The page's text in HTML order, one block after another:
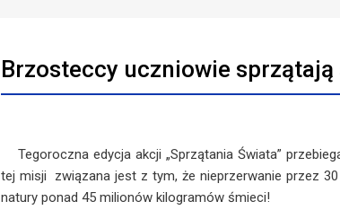
Brzosteccy uczniowie sprzątają
Tegoroczna edycja akcji „Sprzątania Świata”
tej misji związana jest z tym, że nieprzerwanie przez
natury ponad 45 milionów kilogramów śmieci!